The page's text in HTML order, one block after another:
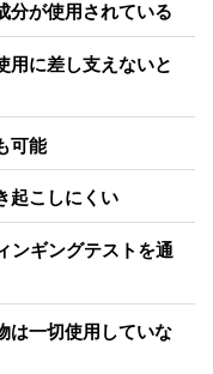
分が使用されている
用に差し支えないと
可能
起こしにくい
ンギングテストを通
は一切使用していな